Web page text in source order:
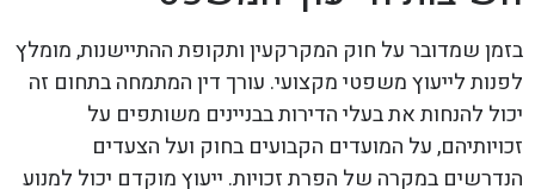
בזמן שמדובר על חוק המקרקעין ותקופת ההתיישנות, מומלץ
לפנות לייעוץ משפטי מקצועי. עורך דין המתמחה בתחום זה
יכול להנחות את בעלי הדירות בבניינים משותפים על
זכויותיהם, על המועדים הקבועים בחוק ועל הצעדים
הנדרשים במקרה של הפרת זכויות. ייעוץ מוקדם יכול למנוע